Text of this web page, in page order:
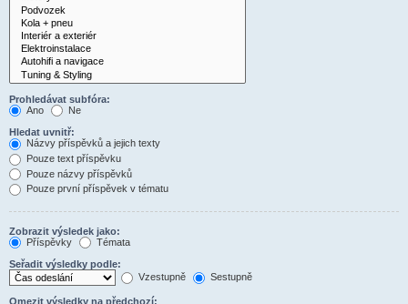
Prohledávat subfóra:
Ano
Ne
Hledat uvnitř:
Názvy příspěvků a jejich texty
Pouze text příspěvku
Pouze názvy příspěvků
Pouze první příspěvek v tématu
Zobrazit výsledek jako:
Příspěvky
Témata
Seřadit výsledky podle:
Vzestupně
Sestupně
Omezit výsledky na předchozí: